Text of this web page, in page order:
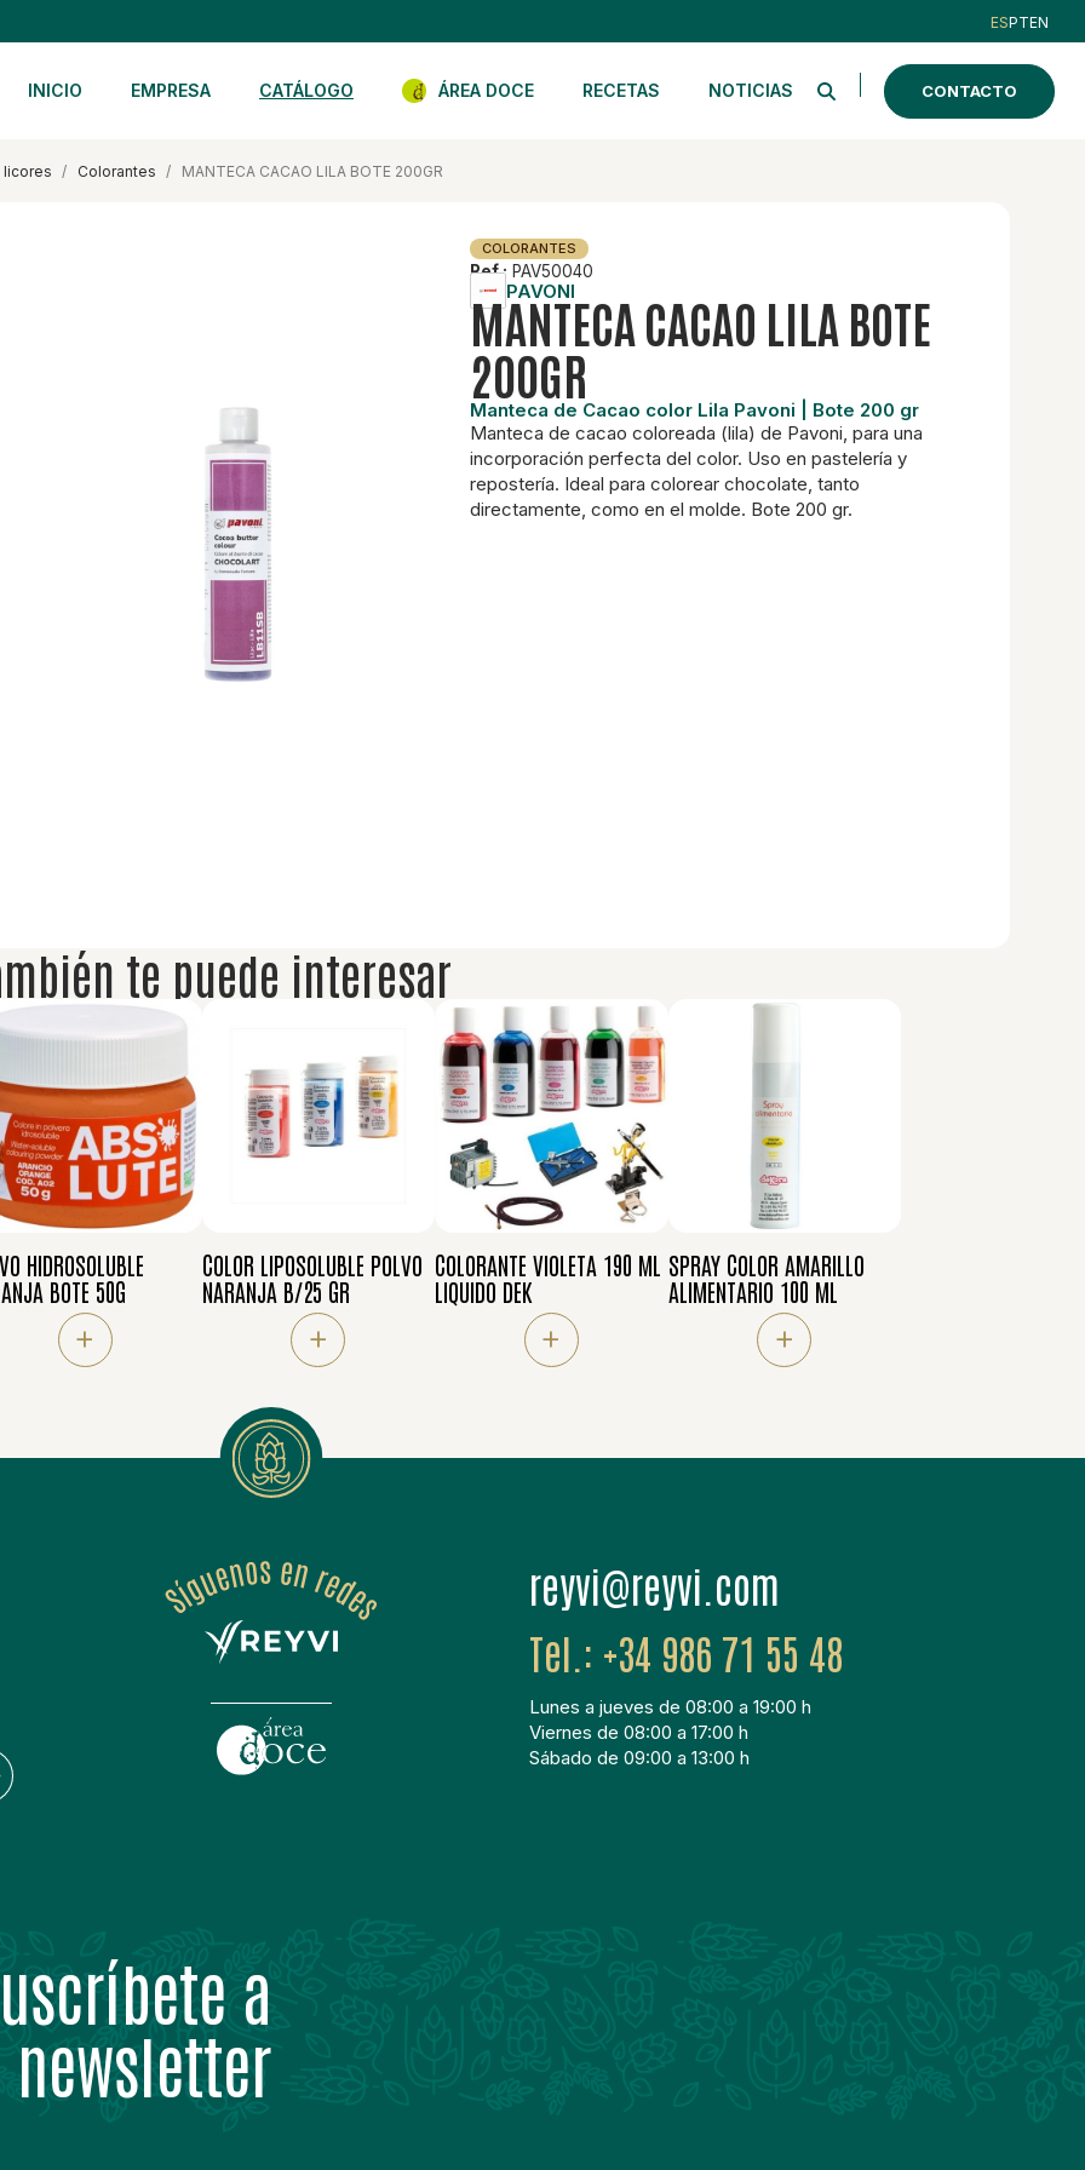
ESPTEN
INICIO EMPRESA CATÁLOGO ÁREA DOCE RECETAS NOTICIAS CONTACTO
licores colorantes MANTECA CACAO LILA BOTE 200GR
COLORANTES
Ref.: PAV50040
PAVONI
MANTECA CACAO LILA BOTE
200GR
Manteca de Cacao color Lila Pavoni | Bote 200 gr
Manteca de cacao coloreada (lila) de Pavoni, para una
incorporación perfecta del color. Uso en pastelería y
repostería. Ideal para colorear chocolate, tanto
directamente, como en el molde. Bote 200 gr.
te puede interesar
HIDROSOLUBLE
BOTE 50G
+
COLOR LIPOSOLUBLE POLVO
NARANJA B/25 GR
+
COLORANTE VIOLETA 190 ML
LIQUIDO DEK
+
SPRAY COLOR AMARILLO
ALIMENTARIO 100 ML
+
moc.ivyer@ivyer
+34 986 71 55 48
Lunes a jueves de 08:00 a 19:00 h
Viernes de 08:00 a 17:00 h
Sábado de 09:00 a 13:00 h
a